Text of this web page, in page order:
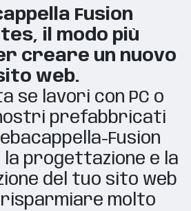
Fusion
il modo più
creare un nuovo
web.
se lavori con PC o
nostri prefabbricati
Fusion
la progettazione e la
del tuo sito web
molto